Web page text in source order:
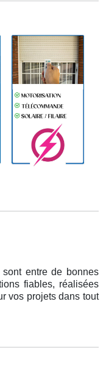
sont entre de bonnes
fiables, réalisées
vos projets dans tout